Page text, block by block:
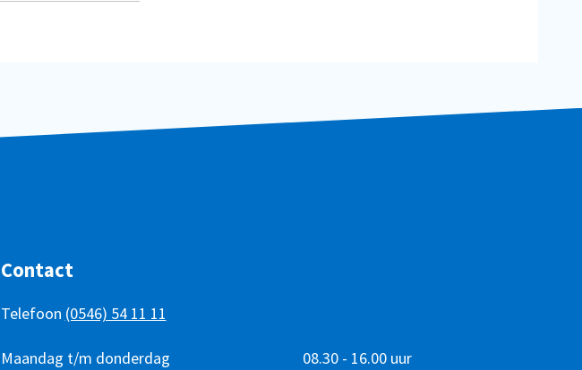
Contact
Telefoon (0546) 54 11 11
Telefonisch
DagTijd
Maandag t/m donderdag
08.30 - 16.00 uur